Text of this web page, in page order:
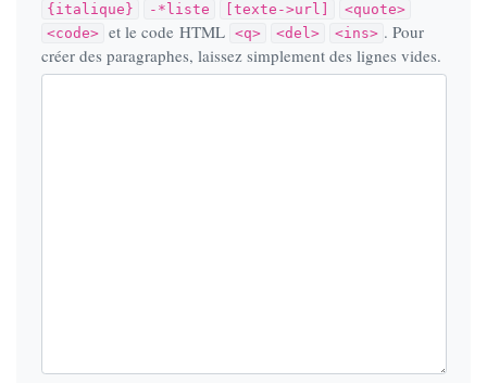
{italique}
-*liste [texte->url]
<quote>
<code>
et le code HTML <q> <del> <ins> . Pour
créer des paragraphes, laissez simplement des lignes vides.